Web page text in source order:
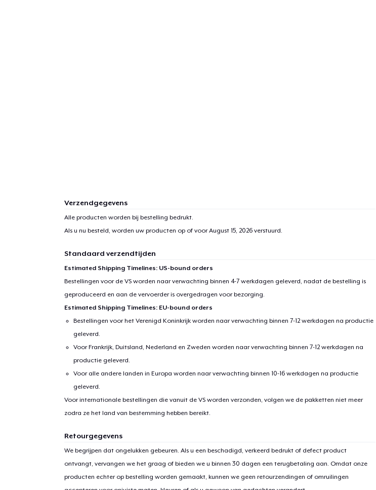
Verzendgegevens
Alle producten worden bij bestelling bedrukt.
Als u nu besteld, worden uw producten op of voorAugust 15, 2026verstuurd.
Standaard verzendtijden
Estimated Shipping Timelines: US-bound orders
Bestellingen voor de VS worden naar verwachting binnen 4-7 werkdagen geleverd, nadat de bestelling is
geproduceerd en aan de vervoerder is overgedragen voor bezorging.
Estimated Shipping Timelines: EU-bound orders
Bestellingen voor het Verenigd Koninkrijk worden naar verwachting binnen 7-12 werkdagen na productie
geleverd.
Voor Frankrijk, Duitsland, Nederland en Zweden worden naar verwachting binnen 7-12 werkdagen na
productie geleverd.
Voor alle andere landen in Europa worden naar verwachting binnen 10-16 werkdagen na productie
geleverd.
Voor internationale bestellingen die vanuit de VS worden verzonden, volgen we de pakketten niet meer
zodra ze het land van bestemming hebben bereikt.
Retourgegevens
We begrijpen dat ongelukken gebeuren. Als u een beschadigd, verkeerd bedrukt of defect product
ontvangt, vervangen we het graag of bieden we u binnen 30 dagen een terugbetaling aan. Omdat onze
producten echter op bestelling worden gemaakt, kunnen we geen retourzendingen of omruilingen
1item aan winkelwagen toegevoegd
Ga door naar de Kassa
Tru Transfer Printed Classic Long Sleeve Tee